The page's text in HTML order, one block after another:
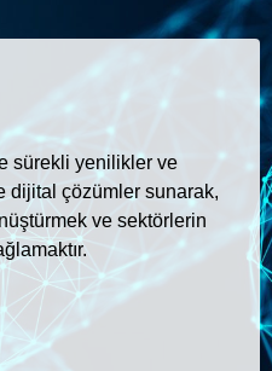
sürekli yenilikler ve
dijital çözümler sunarak,
ve sektörlerin